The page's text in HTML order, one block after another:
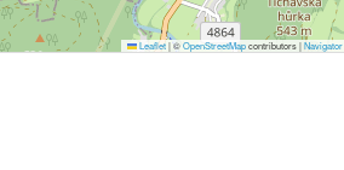
Leaflet |©OpenStreetMapcontributors |Navigator